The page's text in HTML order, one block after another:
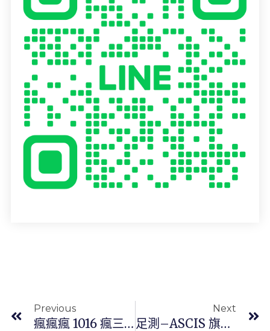
Previous
瘋瘋瘋 1016 瘋三百
Next
足測–ASCIS 旗艦店